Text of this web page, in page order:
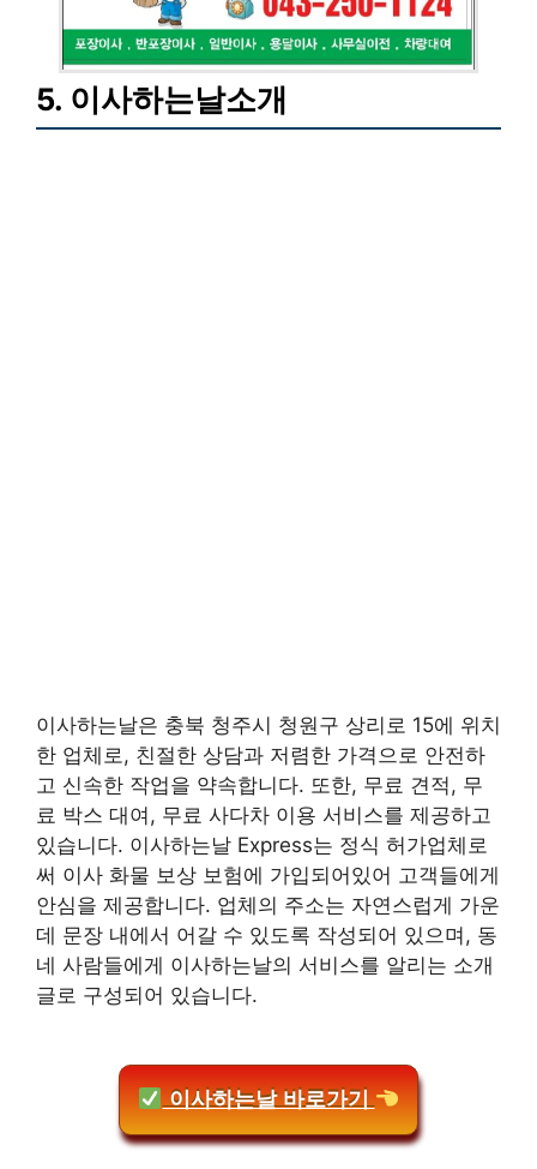
5. 이사하는날소개
이사하는날은 충북 청주시 청원구 상리로 15에 위치
한 업체로, 친절한 상담과 저렴한 가격으로 안전하
고 신속한 작업을 약속합니다. 또한, 무료 견적, 무
료 박스 대여, 무료 사다차 이용 서비스를 제공하고
있습니다. 이사하는날 Express는 정식 허가업체로
써 이사 화물 보상 보험에 가입되어있어 고객들에게
안심을 제공합니다. 업체의 주소는 자연스럽게 가운
데 문장 내에서 어갈 수 있도록 작성되어 있으며, 동
네 사람들에게 이사하는날의 서비스를 알리는 소개
글로 구성되어 있습니다.
이사하는날 바로가기